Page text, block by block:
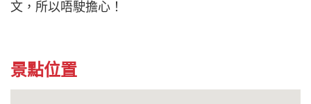
文，所以唔駛擔心！
景點位置